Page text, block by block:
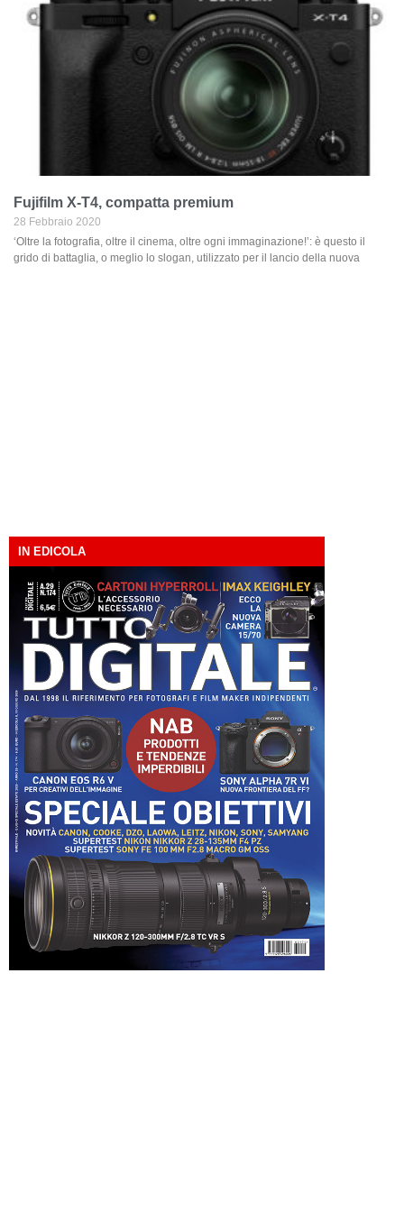
Fujifilm X-T4, compatta premium
28 Febbraio 2020
‘Oltre la fotografia, oltre il cinema, oltre ogni immaginazione!’: è questo il
grido di battaglia, o meglio lo slogan, utilizzato per il lancio della nuova
IN EDICOLA